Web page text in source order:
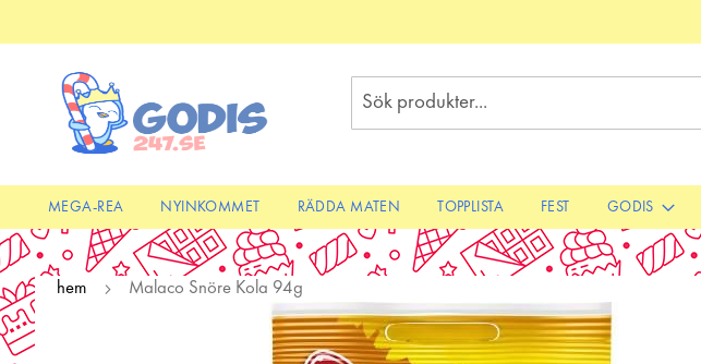
to
MEGA-REA NYINKOMMET RÄDDA MATEN TOPPLISTA FEST GODIS
hem Malaco Snöre Kola 94g